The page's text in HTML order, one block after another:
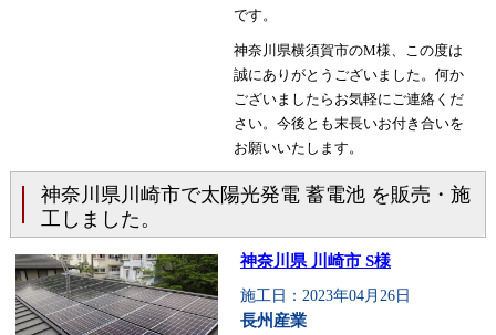
です。
神奈川県横須賀市のM様、この度は
誠にありがとうございました。何か
ございましたらお気軽にご連絡くだ
さい。今後とも末長いお付き合いを
お願いいたします。
神奈川県川崎市で太陽光発電 蓄電池 を販売・施
工しました。
神奈川県 川崎市 S様
施工日：2023年04月26日
長州産業